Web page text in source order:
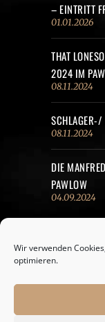
Wir verwenden
optimieren.
– EINTRITT
01.01.2026
THAT
2024 IM
08.11.2024
SCHLAGER-/
08.11.2024
DIE
PAWLOW
04.09.2024